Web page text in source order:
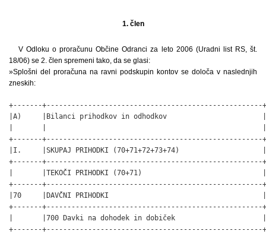
1. člen
V Odloku o proračunu Občine Odranci za leto 2006 (Uradni list RS, št.
18/06) se 2. člen spremeni tako, da se glasi:
»Splošni del proračuna na ravni podskupin kontov se določa v naslednjih
zneskih:
+-------+----------------------------------------------------
|A)     |Bilanci prihodkov in odhodkov
+-------+----------------------------------------------------
|I.     |SKUPAJ PRIHODKI (70+71+72+73+74)
+-------+----------------------------------------------------
|       |TEKOČI PRIHODKI (70+71)
+-------+----------------------------------------------------
|70     |DAVČNI PRIHODKI
+-------+----------------------------------------------------
|       |700 Davki na dohodek in dobiček
+-------+----------------------------------------------------